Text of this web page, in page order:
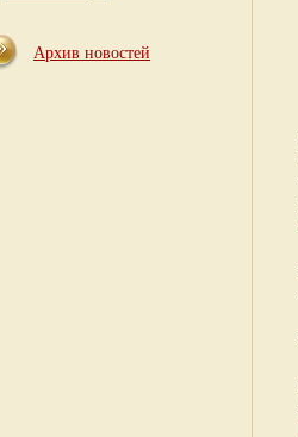
Архив новостей